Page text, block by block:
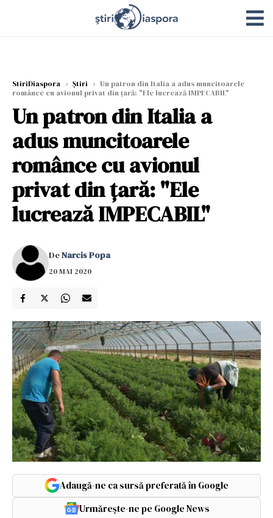
StiriDiaspora › Știri › Un patron din Italia a adus muncitoarele
românce cu avionul privat din țară: "Ele lucrează IMPECABIL"
Un patron din Italia a
adus muncitoarele
românce cu avionul
privat din țară: "Ele
lucrează IMPECABIL"
DeNarcis Popa
20 MAI 2020
Adaugă-ne ca sursă preferată în Google
Urmărește-ne pe Google News